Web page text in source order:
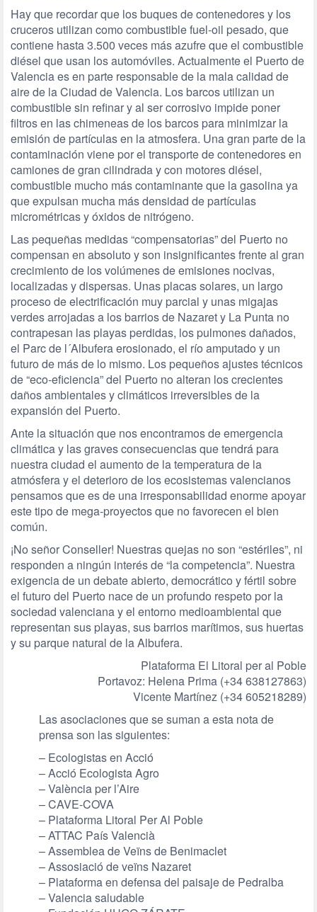
Hay que recordar que los buques de contenedores y los
cruceros utilizan como combustible fuel-oil pesado, que
contiene hasta 3.500 veces más azufre que el combustible
diésel que usan los automóviles. Actualmente el Puerto de
Valencia es en parte responsable de la mala calidad de
aire de la Ciudad de Valencia. Los barcos utilizan un
combustible sin refinar y al ser corrosivo impide poner
filtros en las chimeneas de los barcos para minimizar la
emisión de partículas en la atmosfera. Una gran parte de la
contaminación viene por el transporte de contenedores en
camiones de gran cilindrada y con motores diésel,
combustible mucho más contaminante que la gasolina ya
que expulsan mucha más densidad de partículas
micrométricas y óxidos de nitrógeno.
Las pequeñas medidas “compensatorias” del Puerto no
compensan en absoluto y son insignificantes frente al gran
crecimiento de los volúmenes de emisiones nocivas,
localizadas y dispersas. Unas placas solares, un largo
proceso de electrificación muy parcial y unas migajas
verdes arrojadas a los barrios de Nazaret y La Punta no
contrapesan las playas perdidas, los pulmones dañados,
el Parc de l´Albufera erosionado, el río amputado y un
futuro de más de lo mismo. Los pequeños ajustes técnicos
de “eco-eficiencia” del Puerto no alteran los crecientes
daños ambientales y climáticos irreversibles de la
expansión del Puerto.
Ante la situación que nos encontramos de emergencia
climática y las graves consecuencias que tendrá para
nuestra ciudad el aumento de la temperatura de la
atmósfera y el deterioro de los ecosistemas valencianos
pensamos que es de una irresponsabilidad enorme apoyar
este tipo de mega-proyectos que no favorecen el bien
común.
¡No señor Conseller! Nuestras quejas no son “estériles”, ni
responden a ningún interés de “la competencia”. Nuestra
exigencia de un debate abierto, democrático y fértil sobre
el futuro del Puerto nace de un profundo respeto por la
sociedad valenciana y el entorno medioambiental que
representan sus playas, sus barrios marítimos, sus huertas
y su parque natural de la Albufera.
Plataforma El Litoral per al Poble
Portavoz: Helena Prima (+34 638127863)
Vicente Martínez (+34 605218289)
Las asociaciones que se suman a esta nota de
prensa son las siguientes:
– Ecologistas en Acció
– Acció Ecologista Agro
– València per l’Aire
– CAVE-COVA
– Plataforma Litoral Per Al Poble
– ATTAC País Valencià
– Assemblea de Veïns de Benimaclet
– Assosiació de veïns Nazaret
– Plataforma en defensa del paisaje de Pedralba
– Valencia saludable